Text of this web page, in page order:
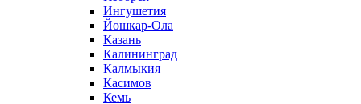
Ингушетия
Йошкар-Ола
Казань
Калининград
Калмыкия
Касимов
Кемь